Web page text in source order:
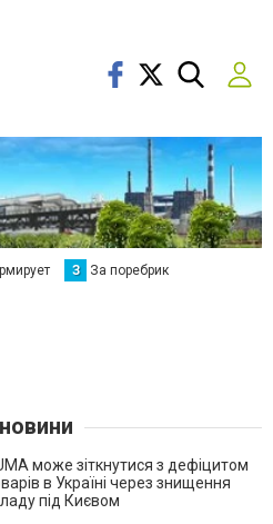
З За поребрик
може зіткнутися з дефіцитом
в Україні через знищення
під Києвом